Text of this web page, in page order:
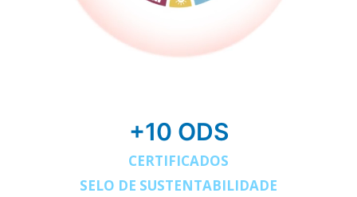
+10 ODS
CERTIFICADOS
SELO DE SUSTENTABILIDADE